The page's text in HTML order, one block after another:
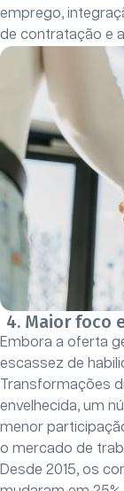
emprego,
de contratação e
4. Maior foco
Embora a oferta
escassez de
Transformações
envelhecida, um
menor
o mercado de
Desde 2015, os